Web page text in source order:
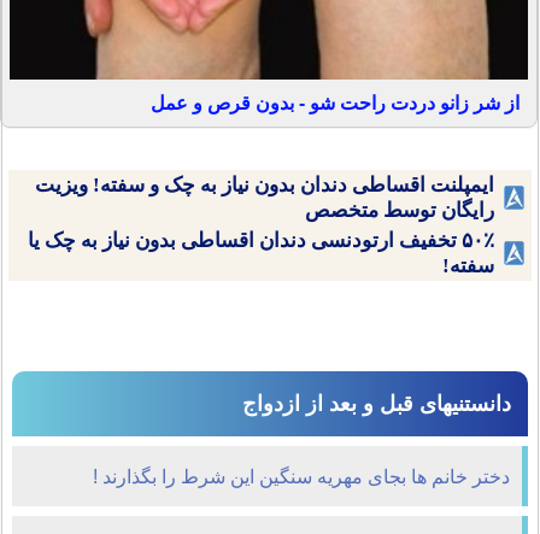
از شر زانو دردت راحت شو - بدون قرص و عمل
ایمپلنت اقساطی دندان بدون نیاز به چک و سفته! ویزیت
رایگان توسط متخصص
۵۰٪ تخفیف ارتودنسی دندان اقساطی بدون نیاز به چک یا
سفته!
دانستنیهای قبل و بعد از ازدواج
دختر خانم ها بجای مهریه سنگین این شرط را بگذارند !